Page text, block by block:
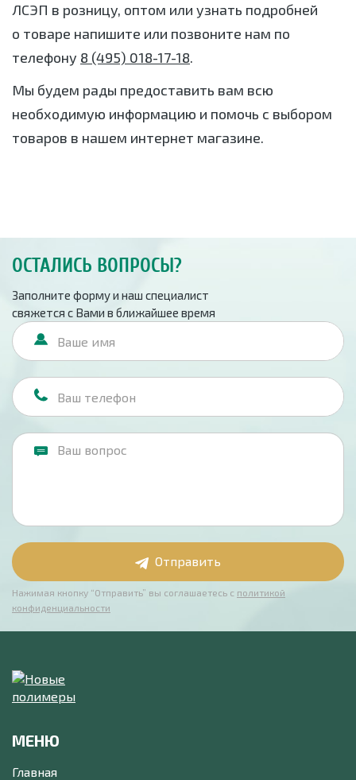
ЛСЭП в розницу, оптом или узнать подробней
о товаре напишите или позвоните нам по
телефону 8 (495) 018-17-18.
Мы будем рады предоставить вам всю
необходимую информацию и помочь с выбором
товаров в нашем интернет магазине.
ОСТАЛИСЬ ВОПРОСЫ?
Заполните форму и наш специалист
свяжется с Вами в ближайшее время
Отправить
Нажимая кнопку “Отправить” вы соглашаетесь с политикой
конфиденциальности
МЕНЮ
Главная